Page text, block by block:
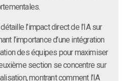
l’impact direct de l’IA sur
l’importance d’une intégration
des équipes pour maximiser
section se concentre sur
montrant comment l’IA